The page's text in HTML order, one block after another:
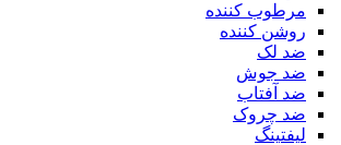
مرطوب کننده
روشن کننده
ضد لک
ضد جوش
ضد آفتاب
ضد چروک
لیفتینگ